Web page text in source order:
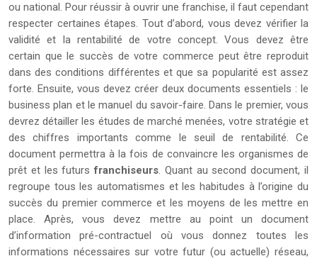
ou national. Pour réussir à ouvrir une franchise, il faut cependant
respecter certaines étapes. Tout d’abord, vous devez vérifier la
validité et la rentabilité de votre concept. Vous devez être
certain que le succès de votre commerce peut être reproduit
dans des conditions différentes et que sa popularité est assez
forte. Ensuite, vous devez créer deux documents essentiels : le
business plan et le manuel du savoir-faire. Dans le premier, vous
devrez détailler les études de marché menées, votre stratégie et
des chiffres importants comme le seuil de rentabilité. Ce
document permettra à la fois de convaincre les organismes de
prêt et les futursfranchiseurs. Quant au second document, il
regroupe tous les automatismes et les habitudes à l’origine du
succès du premier commerce et les moyens de les mettre en
place. Après, vous devez mettre au point un document
d’information pré-contractuel où vous donnez toutes les
informations nécessaires sur votre futur (ou actuelle) réseau,